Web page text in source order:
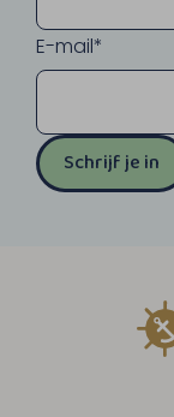
E-mail*
Schrijf je in